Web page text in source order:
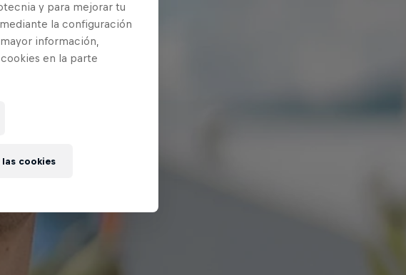
y para mejorar tu
la configuración
información,
en la parte
cookies